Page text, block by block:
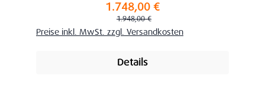
Verkaufspreis:1.748,00 €
Regulärer Preis:
1.948,00 €
Preise inkl. MwSt. zzgl. Versandkosten
Details